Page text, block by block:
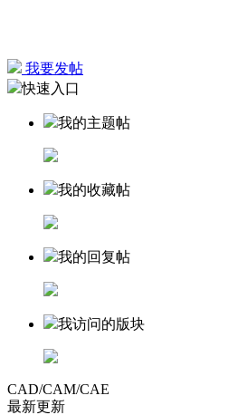
我要发帖
快速入口
我的主题帖
我的收藏帖
我的回复帖
我访问的版块
CAD/CAM/CAE
最新更新